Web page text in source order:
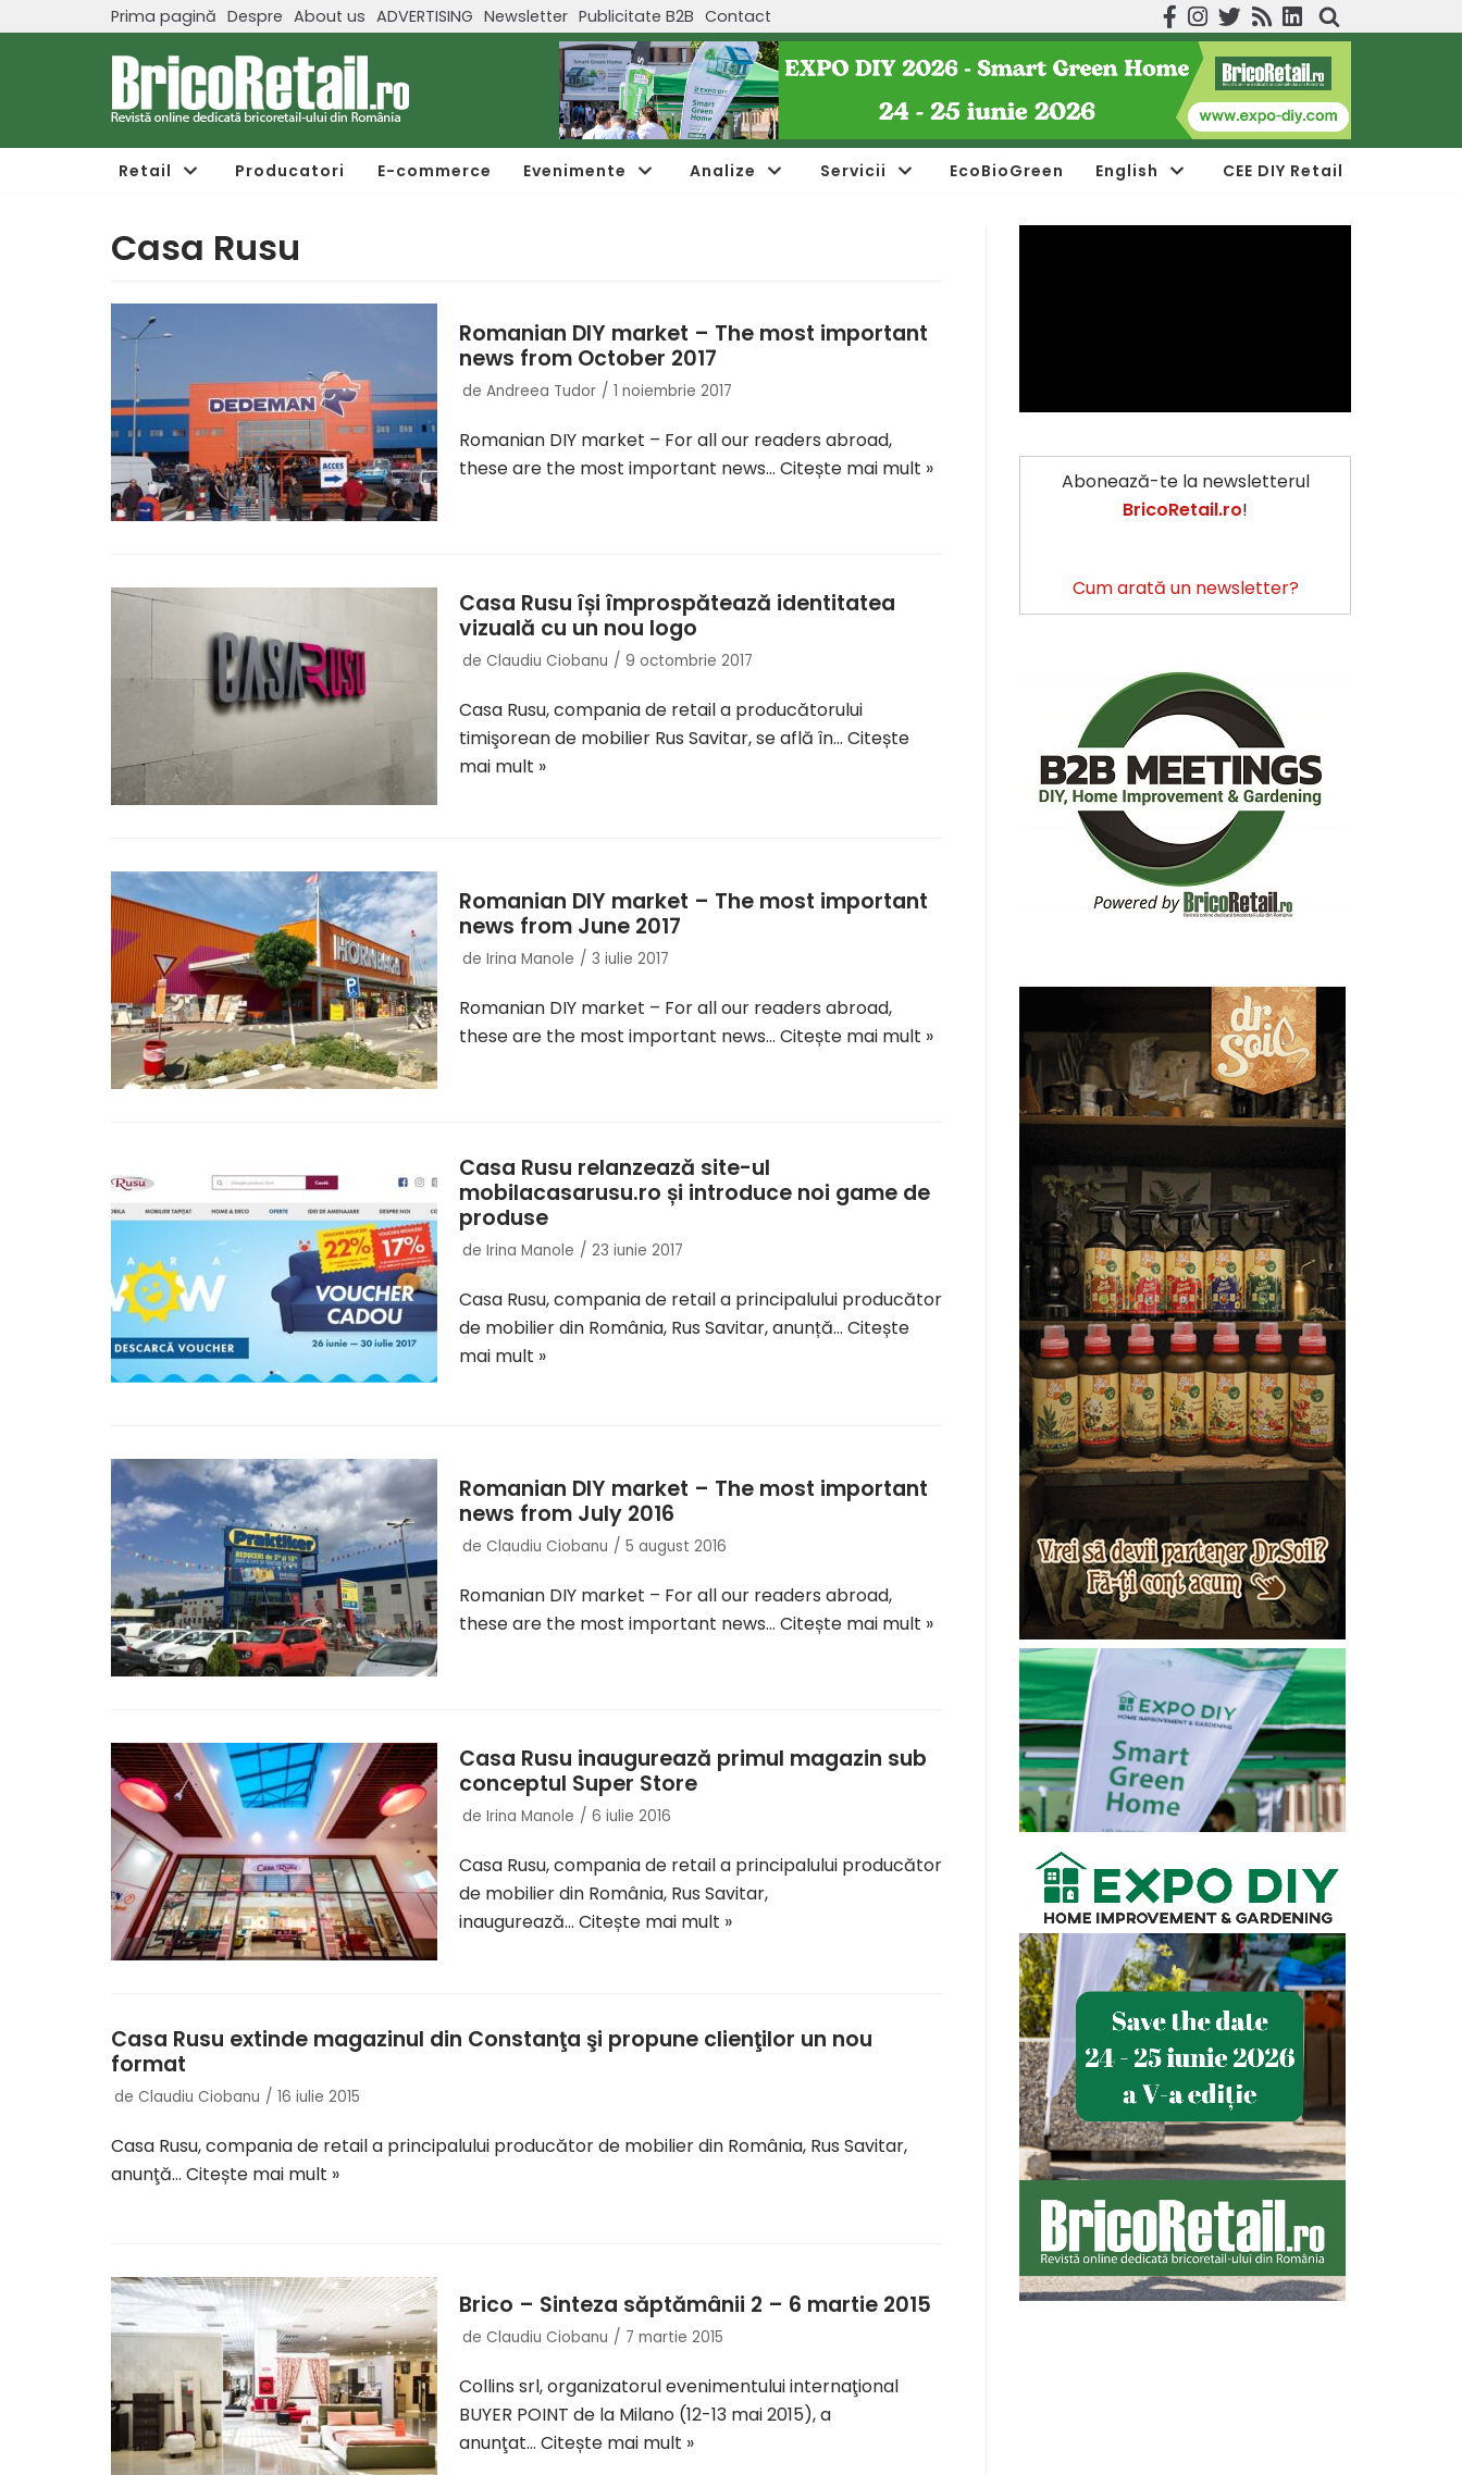
Prima pagină Despre About us ADVERTISING Newsletter Publicitate B2B Contact
Retail Producatori E-commerce Evenimente Analize Servicii EcoBioGreen English CEE DIY Retail
Casa Rusu
Romanian DIY market – The most important
news from October 2017
de Andreea Tudor 1 noiembrie 2017
Romanian DIY market – For all our readers abroad,
these are the most important news… Citește mai mult »
Casa Rusu își împrospătează identitatea
vizuală cu un nou logo
de Claudiu Ciobanu 9 octombrie 2017
Casa Rusu, compania de retail a producătorului
timişorean de mobilier Rus Savitar, se află în… Citește
mai mult »
Romanian DIY market – The most important
news from June 2017
de Irina Manole 3 iulie 2017
Romanian DIY market – For all our readers abroad,
these are the most important news… Citește mai mult »
Casa Rusu relanzează site-ul
mobilacasarusu.ro și introduce noi game de
produse
de Irina Manole 23 iunie 2017
Casa Rusu, compania de retail a principalului producător
de mobilier din România, Rus Savitar, anunță… Citește
mai mult »
Romanian DIY market – The most important
news from July 2016
de Claudiu Ciobanu 5 august 2016
Romanian DIY market – For all our readers abroad,
these are the most important news… Citește mai mult »
Casa Rusu inaugurează primul magazin sub
conceptul Super Store
de Irina Manole 6 iulie 2016
Casa Rusu, compania de retail a principalului producător
de mobilier din România, Rus Savitar,
inaugurează… Citește mai mult »
Casa Rusu extinde magazinul din Constanţa şi propune clienţilor un nou
format
de Claudiu Ciobanu 16 iulie 2015
Casa Rusu, compania de retail a principalului producător de mobilier din România, Rus Savitar,
anunţă… Citește mai mult »
Brico – Sinteza săptămânii 2 – 6 martie 2015
de Claudiu Ciobanu 7 martie 2015
Collins srl, organizatorul evenimentului internaţional
BUYER POINT de la Milano (12-13 mai 2015), a
anunţat… Citește mai mult »
Abonează-te la newsletterul
BricoRetail.ro!
Cum arată un newsletter?